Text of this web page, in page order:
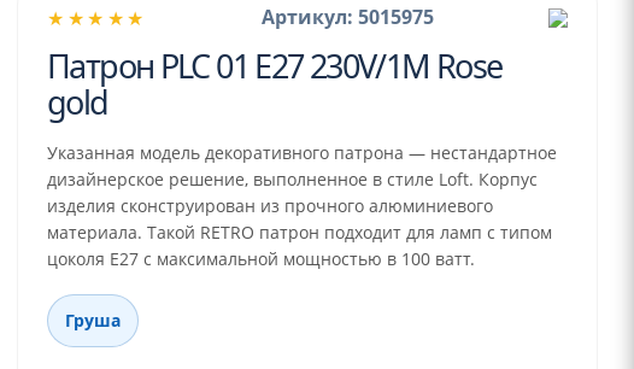
★★★★★ Артикул: 5015975
Патрон PLC 01 E27 230V/1M Rose
gold
Указанная модель декоративного патрона — нестандартное
дизайнерское решение, выполненное в стиле Loft. Корпус
изделия сконструирован из прочного алюминиевого
материала. Такой RETRO патрон подходит для ламп с типом
цоколя E27 с максимальной мощностью в 100 ватт.
Груша